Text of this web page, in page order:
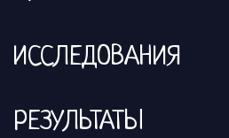
ИССЛЕДОВАНИЯ
РЕЗУЛЬТАТЫ